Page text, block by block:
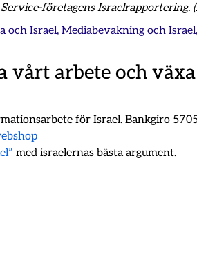
företagens Israelrapportering.
och Israel, Mediabevakning och Israel,
vårt arbete och
för Israel. Bankgiro
med israelernas bästa argument.